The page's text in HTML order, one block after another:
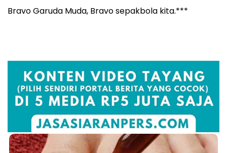
Bravo Garuda Muda, Bravo sepakbola kita.***